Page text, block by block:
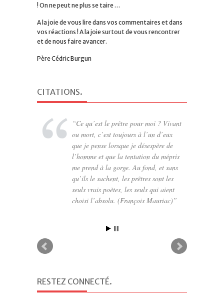
! On ne peut ne plus se taire …
A la joie de vous lire dans vos commentaires et dans
vos réactions ! A la joie surtout de vous rencontrer
et de nous faire avancer.
Père Cédric Burgun
CITATIONS.
Ce qu’est le prêtre pour moi ? Vivant
ou mort, c’est toujours à l’un d’eux
que je pense lorsque je désespère de
l’homme et que la tentation du mépris
me prend à la gorge. Au fond, et sans
qu’ils le sachent, les prêtres sont les
seuls vrais poètes, les seuls qui aient
choisi l’absolu. (François Mauriac)
RESTEZ CONNECTÉ.